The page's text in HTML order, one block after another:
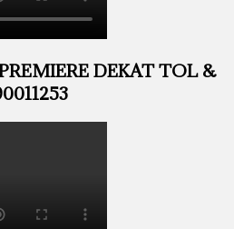
DEKAT TOL &